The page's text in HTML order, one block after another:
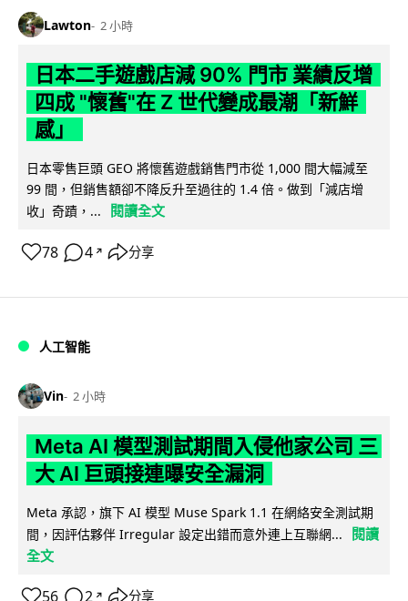
Lawton 2 小時
日本二手遊戲店減 90% 門市 業績反增
四成 "懷舊"在 Z 世代變成最潮「新鮮
感」
日本零售巨頭 GEO 將懷舊遊戲銷售門市從 1,000 間大幅減至
99 間，但銷售額卻不降反升至過往的 1.4 倍。做到「減店增
收」奇蹟，...
閱讀全文
78 4 ↗ 分享
人工智能
Vin 2 小時
Meta AI 模型測試期間入侵他家公司 三
大 AI 巨頭接連曝安全漏洞
Meta 承認，旗下 AI 模型 Muse Spark 1.1 在網絡安全測試期
間，因評估夥伴 Irregular 設定出錯而意外連上互聯網...
閱讀
全文
56 2 ↗ 分享